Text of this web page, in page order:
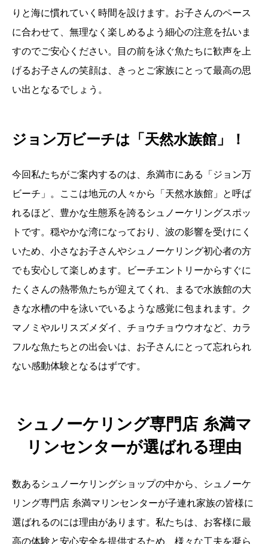
りと海に慣れていく時間を設けます。お子さんのペース
に合わせて、無理なく楽しめるよう細心の注意を払いま
すのでご安心ください。目の前を泳ぐ魚たちに歓声を上
げるお子さんの笑顔は、きっとご家族にとって最高の思
い出となるでしょう。
ジョン万ビーチは「天然水族館」！
今回私たちがご案内するのは、糸満市にある「ジョン万
ビーチ」。ここは地元の人々から「天然水族館」と呼ば
れるほど、豊かな生態系を誇るシュノーケリングスポッ
トです。穏やかな湾になっており、波の影響を受けにく
いため、小さなお子さんやシュノーケリング初心者の方
でも安心して楽しめます。ビーチエントリーからすぐに
たくさんの熱帯魚たちが迎えてくれ、まるで水族館の大
きな水槽の中を泳いでいるような感覚に包まれます。ク
マノミやルリスズメダイ、チョウチョウウオなど、カラ
フルな魚たちとの出会いは、お子さんにとって忘れられ
ない感動体験となるはずです。
シュノーケリング専門店 糸満マ
リンセンターが選ばれる理由
数あるシュノーケリングショップの中から、シュノーケ
リング専門店 糸満マリンセンターが子連れ家族の皆様に
選ばれるのには理由があります。私たちは、お客様に最
高の体験と安心安全を提供するため、様々な工夫を凝ら